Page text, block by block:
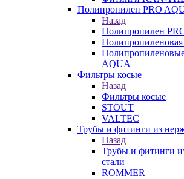
Полипропилен PRO
Назад
Полипропилен
AQUA
Фильтры косые
Назад
Фильтры косые
STOUT
VALTEC
Трубы и фитинги из
Назад
Трубы и фитинги
стали
ROMMER